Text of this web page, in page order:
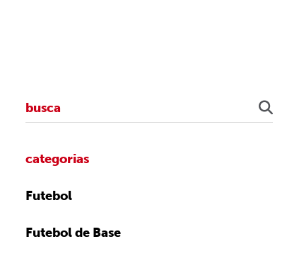
categorias
Futebol
Futebol de Base